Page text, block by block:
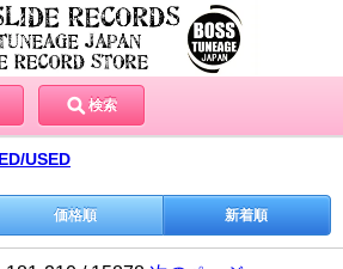
検索
USED
価格順 新着順